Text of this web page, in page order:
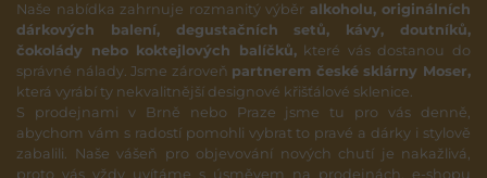
Naše nabídka zahrnuje rozmanitý výběr alkoholu, originálních
dárkových balení, degustačních setů, kávy, doutníků,
čokolády nebo koktejlových balíčků,které vás dostanou do
správné nálady. Jsme zároveň partnerem české sklárny Moser,
která vyrábí ty nekvalitnější designové křišťálové sklenice.
S prodejnami v Brně nebo Praze jsme tu pro vás denně,
abychom vám s radostí pomohli vybrat to pravé a dárky i stylově
zabalili. Naše vášeň pro objevování nových chutí je nakažlivá,
proto vás vždy uvítáme s úsměvem na prodejnách, e-shopu